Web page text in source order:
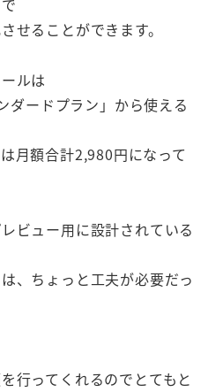
せることができます。
ルは
ダードプラン」から使える
月額合計2,980円になって
ビュー用に設計されている
、ちょっと工夫が必要だっ
行ってくれるのでとてもと